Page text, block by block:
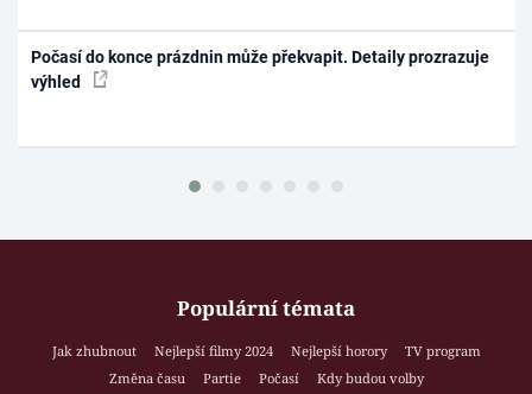
Počasí do konce prázdnin může překvapit. Detaily prozrazuje
výhled
Populární témata
Jak zhubnout Nejlepší filmy 2024 Nejlepší horory
TV program
Změna času
Partie Počasí
Kdy budou volby